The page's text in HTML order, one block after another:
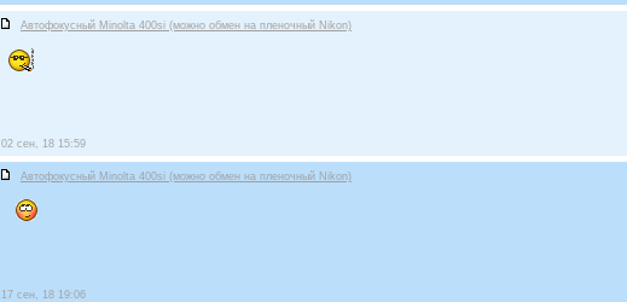
Автофокусный Minolta 400si (можно обмен на пленочный Nikon)
02 сен, 18 15:59
Автофокусный Minolta 400si (можно обмен на пленочный Nikon)
17 сен, 18 19:06